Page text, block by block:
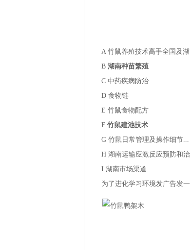
A 竹鼠养殖技术高手全国及
B 湖南种苗繁殖
C 中药疾病防治
D 食物链
E 竹鼠食物配方
F 竹鼠建池技术
G 竹鼠日常管理及操作细节...
H 湖南运输应激反应预防和
I 湖南市场渠道...
为了进化学习环境发广告发